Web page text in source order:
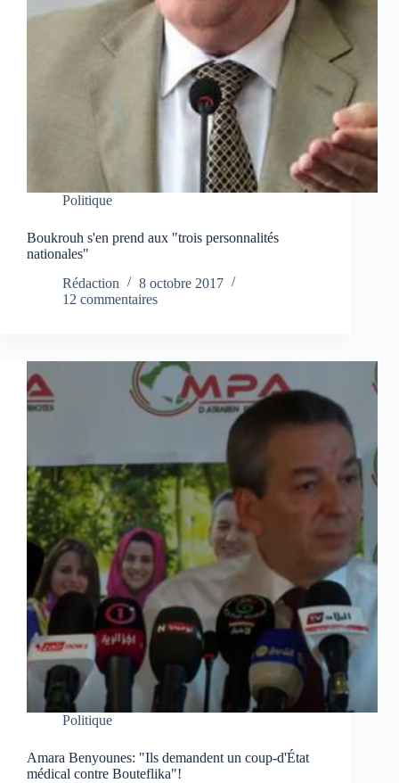
Politique
Boukrouh s'en prend aux "trois personnalités
nationales"
Rédaction
8 octobre 2017
12 commentaires
Politique
Amara Benyounes: "Ils demandent un coup-d'État
médical contre Bouteflika"!